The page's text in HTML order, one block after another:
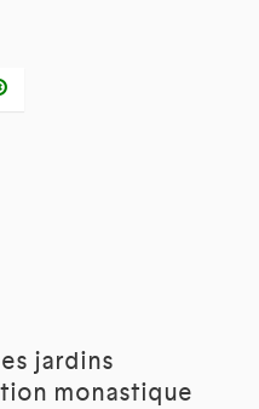
jardins
monastique